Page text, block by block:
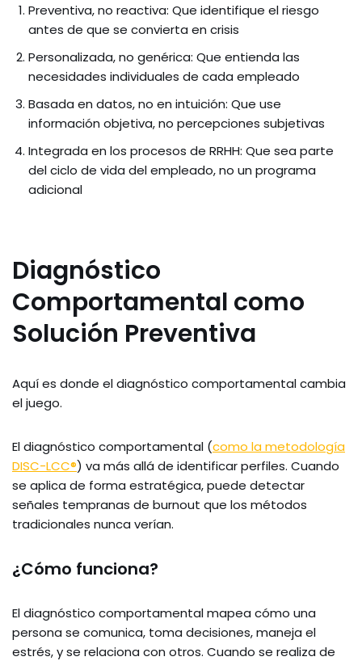
Preventiva, no reactiva: Que identifique el riesgo
antes de que se convierta en crisis
Personalizada, no genérica: Que entienda las
necesidades individuales de cada empleado
Basada en datos, no en intuición: Que use
información objetiva, no percepciones subjetivas
Integrada en los procesos de RRHH: Que sea parte
del ciclo de vida del empleado, no un programa
adicional
Diagnóstico
Comportamental como
Solución Preventiva
Aquí es donde el diagnóstico comportamental cambia
el juego.
El diagnóstico comportamental (como la metodología
DISC-LCC®) va más allá de identificar perfiles. Cuando
se aplica de forma estratégica, puede detectar
señales tempranas de burnout que los métodos
tradicionales nunca verían.
¿Cómo funciona?
El diagnóstico comportamental mapea cómo una
persona se comunica, toma decisiones, maneja el
estrés, y se relaciona con otros. Cuando se realiza de